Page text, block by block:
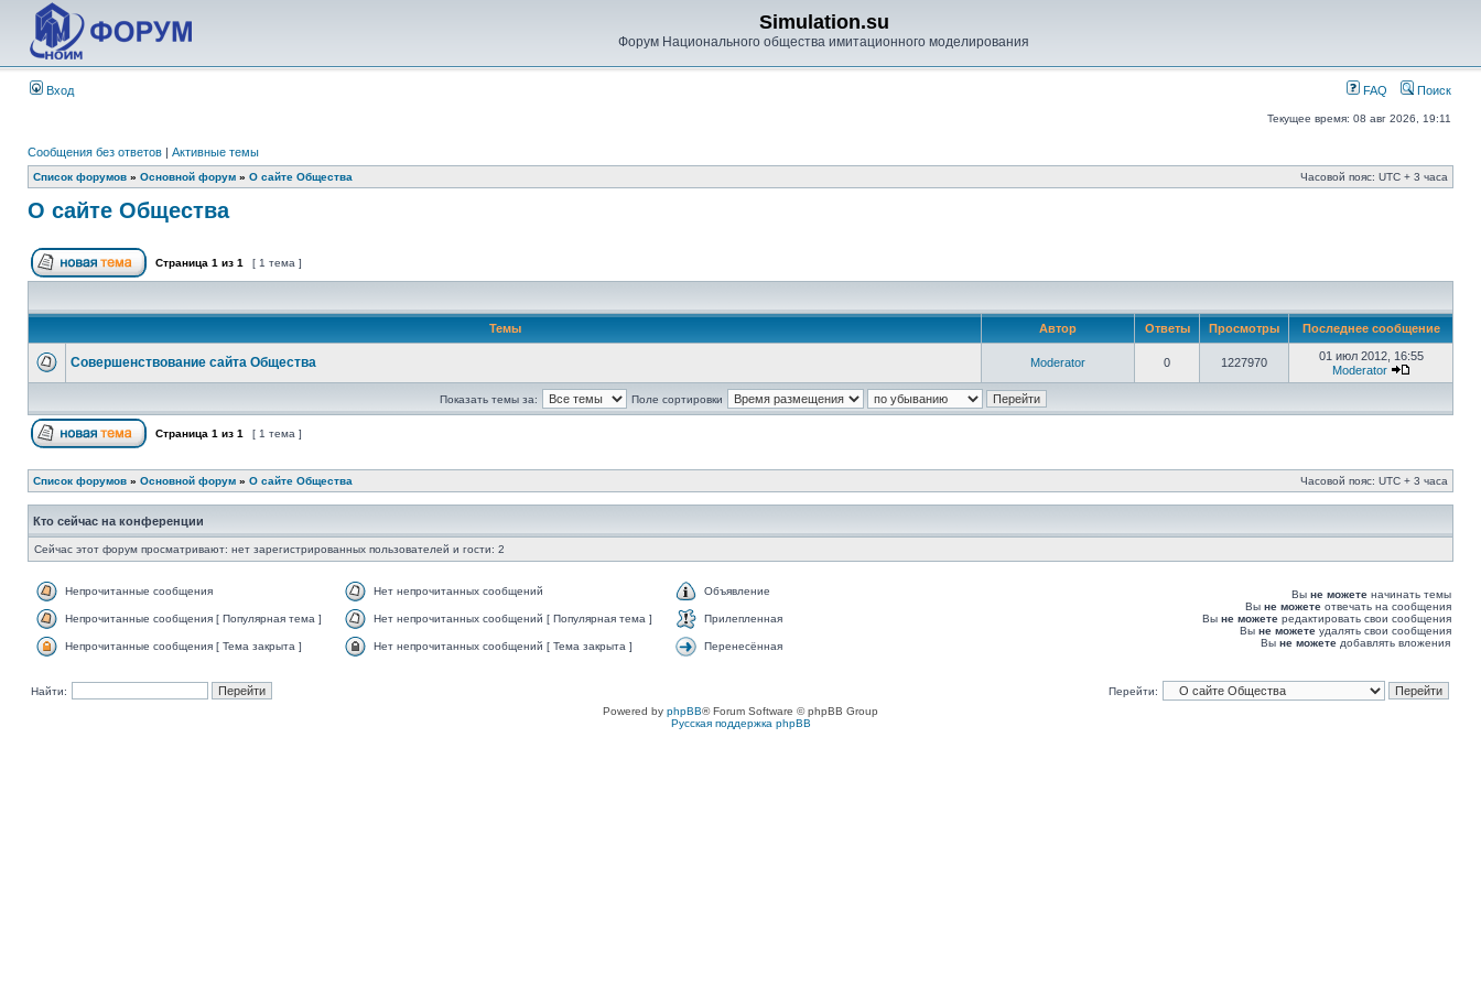
Simulation.su
Форум Национального общества имитационного моделирования
Вход FAQ Поиск
Текущее время: 08 авг 2026, 19:11
Сообщения без ответов | Активные темы
Список форумов » Основной форум » О сайте Общества Часовой пояс: UTC + 3 часа
О сайте Общества
Страница 1 из 1 [ 1 тема ]
Темы Автор Ответы Просмотры Последнее сообщение
Совершенствование сайта Общества Moderator 0 1227970
01 июл 2012, 16:55
Moderator
Показать темы за: Поле сортировки
Страница 1 из 1 [ 1 тема ]
Список форумов » Основной форум » О сайте Общества Часовой пояс: UTC + 3 часа
Кто сейчас на конференции
Сейчас этот форум просматривают: нет зарегистрированных пользователей и гости: 2
Непрочитанные сообщения Нет непрочитанных сообщений Объявление
Непрочитанные сообщения [ Популярная тема ] Нет непрочитанных сообщений [ Популярная тема ] Прилепленная
Непрочитанные сообщения [ Тема закрыта ] Нет непрочитанных сообщений [ Тема закрыта ] Перенесённая
Вы не можете начинать темы
Вы не можете отвечать на сообщения
Вы не можете редактировать свои сообщения
Вы не можете удалять свои сообщения
Вы не можете добавлять вложения
Найти:
Перейти:
Powered by phpBB® Forum Software © phpBB Group
Русская поддержка phpBB